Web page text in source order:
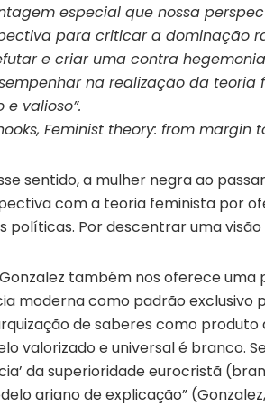
especial que nossa
para criticar a dominação
e criar uma contra
na realização da
e valioso”.
Feminist theory: from margin
sentido, a mulher negra ao
com a teoria feminista por
políticas. Por descentrar uma
Gonzalez também nos oferece
moderna como padrão exclusivo
de saberes como
valorizado e universal é branco.
da superioridade eurocristã
ariano de explicação”